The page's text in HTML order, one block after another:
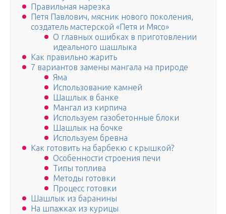
Правильная нарезка
Петя Павлович, мясник нового поколения,
создатель мастерской «Петя и Мясо»
О главных ошибках в приготовлении
идеального шашлыка
Как правильно жарить
7 вариантов замены мангала на природе
Яма
Использование камней
Шашлык в банке
Мангал из кирпича
Используем газобетонные блоки
Шашлык на бочке
Используем бревна
Как готовить на барбекю с крышкой?
Особенности строения печи
Типы топлива
Методы готовки
Процесс готовки
Шашлык из баранины
На шпажках из курицы